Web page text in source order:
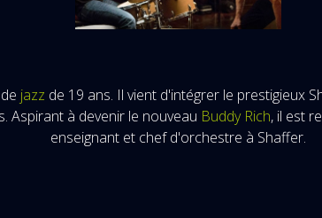
de jazz de 19 ans. Il vient d'intégrer le prestigieux
Aspirant à devenir le nouveau Buddy Rich, il est
enseignant et chef d'orchestre à Shaffer.